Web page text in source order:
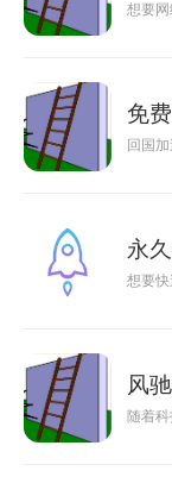
想要
免
回国
永
想要
风
随着